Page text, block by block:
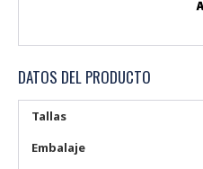
DATOS DEL PRODUCTO
Tallas
Embalaje